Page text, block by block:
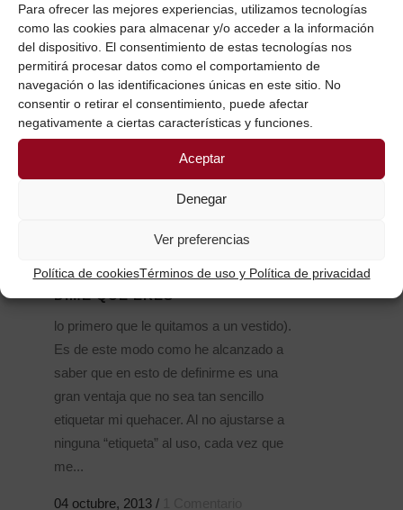
Para ofrecer las mejores experiencias, utilizamos tecnologías
como las cookies para almacenar y/o acceder a la información
del dispositivo. El consentimiento de estas tecnologías nos
permitirá procesar datos como el comportamiento de
navegación o las identificaciones únicas en este sitio. No
consentir o retirar el consentimiento, puede afectar
negativamente a ciertas características y funciones.
Aceptar
Denegar
Ver preferencias
Política de cookiesTérminos de uso y Política de privacidad
DIME QUÉ ERES
lo primero que le quitamos a un vestido).
Es de este modo como he alcanzado a
saber que en esto de definirme es una
gran ventaja que no sea tan sencillo
etiquetar mi quehacer. Al no ajustarse a
ninguna “etiqueta” al uso, cada vez que
me...
04 octubre, 2013/